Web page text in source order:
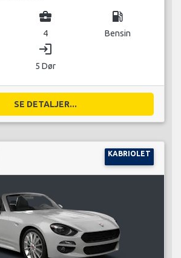
business_center
4
local_gas_station
Bensin
login
5 Dør
SE DETALJER...
KABRIOLET